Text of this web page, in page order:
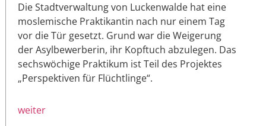
Die Stadtverwaltung von Luckenwalde hat eine
moslemische Praktikantin nach nur einem Tag
vor die Tür gesetzt. Grund war die Weigerung
der Asylbewerberin, ihr Kopftuch abzulegen. Das
sechswöchige Praktikum ist Teil des Projektes
„Perspektiven für Flüchtlinge“.
weiter